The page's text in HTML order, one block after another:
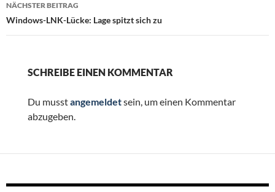
NÄCHSTER BEITRAG
Windows-LNK-Lücke: Lage spitzt sich zu
SCHREIBE EINEN KOMMENTAR
Du musstangemeldetsein, um einen Kommentar
abzugeben.